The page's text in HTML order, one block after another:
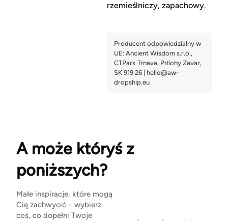
rzemieślniczy, zapachowy.
A może któryś z
poniższych?
Małe inspiracje, które mogą
Cię zachwycić – wybierz
coś, co dopełni Twoje